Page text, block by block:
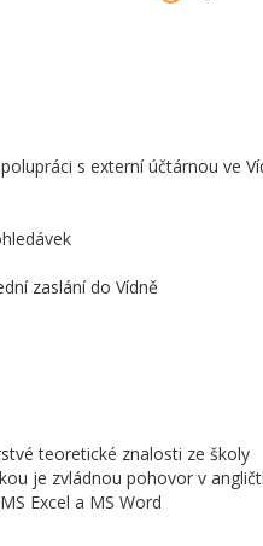
s externí účtárnou ve
zaslání do Vídně
teoretické znalosti ze školy
je zvládnou pohovor v
Excel a MS Word